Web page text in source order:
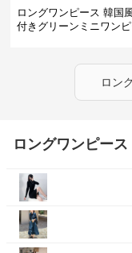
ロングワンピース 韓国
付きグリーンミニワン
ロン
ロングワンピー